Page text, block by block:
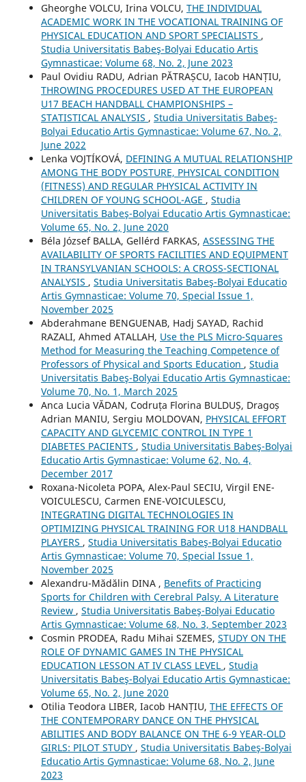
Gheorghe VOLCU, Irina VOLCU, THE INDIVIDUAL
ACADEMIC WORK IN THE VOCATIONAL TRAINING OF
PHYSICAL EDUCATION AND SPORT SPECIALISTS ,
Studia Universitatis Babeş-Bolyai Educatio Artis
Gymnasticae: Volume 68, No. 2, June 2023
Paul Ovidiu RADU, Adrian PĂTRAȘCU, Iacob HANȚIU,
THROWING PROCEDURES USED AT THE EUROPEAN
U17 BEACH HANDBALL CHAMPIONSHIPS –
STATISTICAL ANALYSIS , Studia Universitatis Babeş-
Bolyai Educatio Artis Gymnasticae: Volume 67, No. 2,
June 2022
Lenka VOJTÍKOVÁ, DEFINING A MUTUAL RELATIONSHIP
AMONG THE BODY POSTURE, PHYSICAL CONDITION
(FITNESS) AND REGULAR PHYSICAL ACTIVITY IN
CHILDREN OF YOUNG SCHOOL-AGE , Studia
Universitatis Babeş-Bolyai Educatio Artis Gymnasticae:
Volume 65, No. 2, June 2020
Béla József BALLA, Gellérd FARKAS, ASSESSING THE
AVAILABILITY OF SPORTS FACILITIES AND EQUIPMENT
IN TRANSYLVANIAN SCHOOLS: A CROSS-SECTIONAL
ANALYSIS , Studia Universitatis Babeş-Bolyai Educatio
Artis Gymnasticae: Volume 70, Special Issue 1,
November 2025
Abderahmane BENGUENAB, Hadj SAYAD, Rachid
RAZALI, Ahmed ATALLAH, Use the PLS Micro-Squares
Method for Measuring the Teaching Competence of
Professors of Physical and Sports Education , Studia
Universitatis Babeş-Bolyai Educatio Artis Gymnasticae:
Volume 70, No. 1, March 2025
Anca Lucia VĂDAN, Codruța Florina BULDUȘ, Dragoș
Adrian MANIU, Sergiu MOLDOVAN, PHYSICAL EFFORT
CAPACITY AND GLYCEMIC CONTROL IN TYPE 1
DIABETES PACIENTS , Studia Universitatis Babeş-Bolyai
Educatio Artis Gymnasticae: Volume 62, No. 4,
December 2017
Roxana-Nicoleta POPA, Alex-Paul SECIU, Virgil ENE-
VOICULESCU, Carmen ENE-VOICULESCU,
INTEGRATING DIGITAL TECHNOLOGIES IN
OPTIMIZING PHYSICAL TRAINING FOR U18 HANDBALL
PLAYERS , Studia Universitatis Babeş-Bolyai Educatio
Artis Gymnasticae: Volume 70, Special Issue 1,
November 2025
Alexandru-Mădălin DINA , Benefits of Practicing
Sports for Children with Cerebral Palsy. A Literature
Review , Studia Universitatis Babeş-Bolyai Educatio
Artis Gymnasticae: Volume 68, No. 3, September 2023
Cosmin PRODEA, Radu Mihai SZEMES, STUDY ON THE
ROLE OF DYNAMIC GAMES IN THE PHYSICAL
EDUCATION LESSON AT IV CLASS LEVEL , Studia
Universitatis Babeş-Bolyai Educatio Artis Gymnasticae:
Volume 65, No. 2, June 2020
Otilia Teodora LIBER, Iacob HANȚIU, THE EFFECTS OF
THE CONTEMPORARY DANCE ON THE PHYSICAL
ABILITIES AND BODY BALANCE ON THE 6-9 YEAR-OLD
GIRLS: PILOT STUDY , Studia Universitatis Babeş-Bolyai
Educatio Artis Gymnasticae: Volume 68, No. 2, June
2023